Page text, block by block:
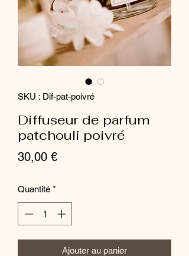
SKU : Dif-pat-poivré
Diffuseur de parfum
patchouli poivré
30,00 €Prix
Quantité *
Ajouter au panier